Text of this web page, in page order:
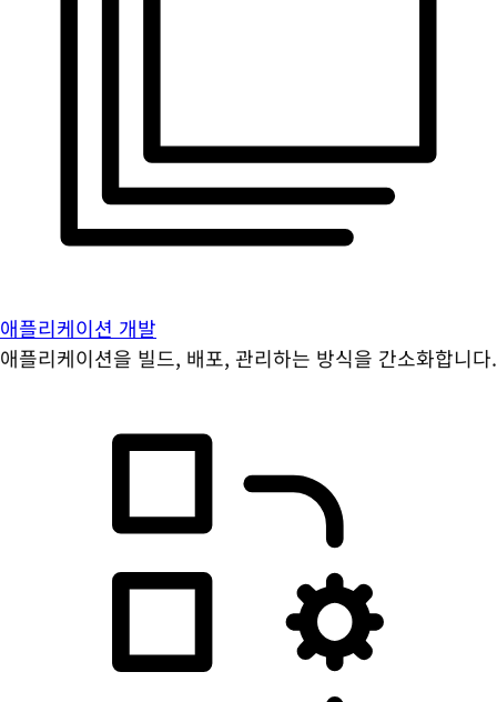
애플리케이션 개발
애플리케이션을 빌드, 배포, 관리하는 방식을 간소화합니다.